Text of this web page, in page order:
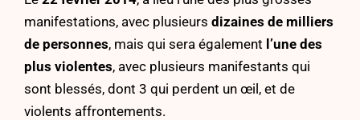
manifestations, avec plusieurs dizaines de milliers
de personnes, mais qui sera également l’une des
plus violentes, avec plusieurs manifestants qui
sont blessés, dont 3 qui perdent un œil, et de
violents affrontements.